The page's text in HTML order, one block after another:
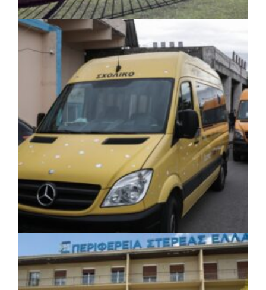
ΤΟΠΙΚΗ ΑΥΤΟΔΙΟΙΚΗΣΗ | 06/08/2026 · 17:35
Δήμος Ηλιούπολης: Εργασίες
αναβάθμισης στα αθλητικά κέντρα ενόψει
της νέας χρονιάς
06/08/2026 · 17:08
Περιφέρεια Κεντρικής Μακεδονίας: Λύση
για τη μεταφορά 16.500 μαθητών